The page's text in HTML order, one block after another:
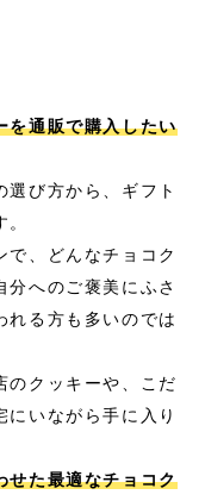
を通販で購入したい
び方から、ギフト
で、どんなチョコク
分へのご褒美にふさ
れる方も多いのでは
のクッキーや、こだ
いながら手に入り
せた最適なチョコク